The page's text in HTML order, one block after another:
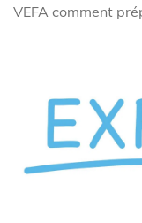
VEFA comment